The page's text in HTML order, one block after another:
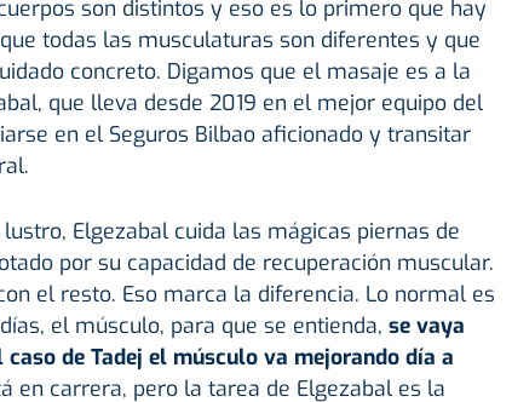
son distintos y eso es lo primero que hay
todas las musculaturas son diferentes y que
concreto. Digamos que el masaje es a la
que lleva desde 2019 en el mejor equipo del
en el Seguros Bilbao aficionado y transitar
Elgezabal cuida las mágicas piernas de
por su capacidad de recuperación muscular.
el resto. Eso marca la diferencia. Lo normal es
el músculo, para que se entienda, se vaya
de Tadej el músculo va mejorando día a
en carrera, pero la tarea de Elgezabal es la